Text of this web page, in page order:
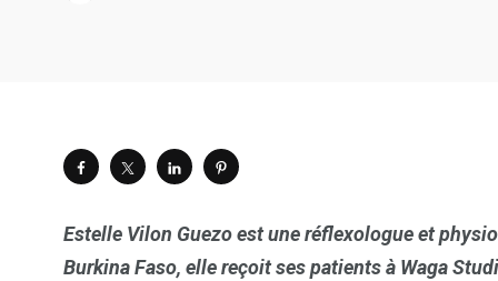
Estelle Vilon Guezo est une réflexologue et
Burkina Faso, elle reçoit ses patients à Waga